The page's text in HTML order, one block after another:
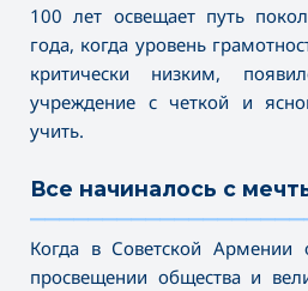
100 лет освещает путь
года, когда уровень
критически низким,
учреждение с четкой и
учить.
Все начиналось с
Когда в Советской Армении
просвещении общества и